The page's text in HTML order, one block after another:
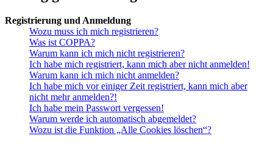
Registrierung und Anmeldung
Wozu muss ich mich registrieren?
Was ist COPPA?
Warum kann ich mich nicht registrieren?
Ich habe mich registriert, kann mich aber nicht anmelden!
Warum kann ich mich nicht anmelden?
Ich habe mich vor einiger Zeit registriert, kann mich aber
nicht mehr anmelden?!
Ich habe mein Passwort vergessen!
Warum werde ich automatisch abgemeldet?
Wozu ist die Funktion „Alle Cookies löschen“?